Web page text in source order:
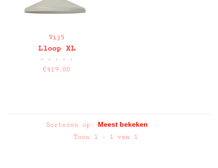
Vij5
Lloop XL
• • • • •
€419,00
Sorteren op:
Toon 1 - 1 van 1